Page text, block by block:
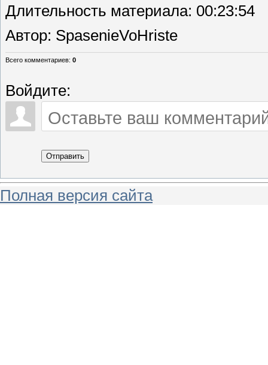
Длительность материала: 00:23:54
Автор: SpasenieVoHriste
Всего комментариев: 0
Войдите:
Отправить
Полная версия сайта